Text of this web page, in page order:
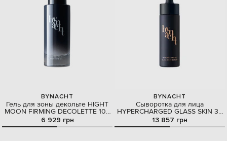
BYNACHT
Гель для зоны декольте HIGHT
MOON FIRMING DECOLETTE 100
мл
6 929 грн
BYNACHT
Сыворотка для лица
HYPERCHARGED GLASS SKIN 30
мл
13 857 грн